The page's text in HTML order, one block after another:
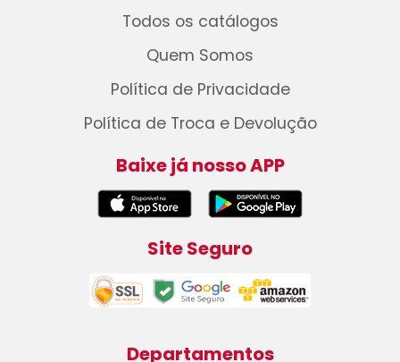
Todos os catálogos
Quem Somos
Política de Privacidade
Política de Troca e Devolução
Baixe já nosso APP
Site Seguro
Departamentos